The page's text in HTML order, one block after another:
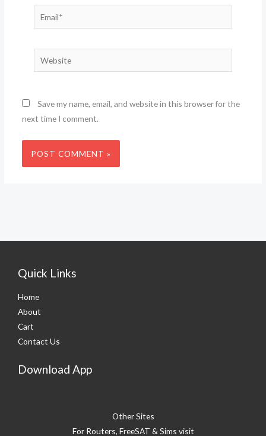
Email*
Website
Save my name, email, and website in this browser for the
next time I comment.
Quick Links
Home
About
Cart
Contact Us
Download App
Other Sites
For Routers, FreeSAT & Sims visit